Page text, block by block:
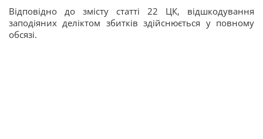
Відповідно до змісту статті 22 ЦК, відшкодування
заподіяних деліктом збитків здійснюється у повному
обсязі.